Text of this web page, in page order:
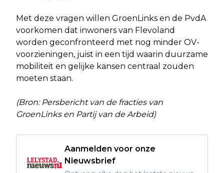
Met deze vragen willen GroenLinks en de PvdA
voorkomen dat inwoners van Flevoland
worden geconfronteerd met nog minder OV-
voorzieningen, juist in een tijd waarin duurzame
mobiliteit en gelijke kansen centraal zouden
moeten staan.
(Bron: Persbericht van de fracties van
GroenLinks en Partij van de Arbeid)
Aanmelden voor onze
Nieuwsbrief